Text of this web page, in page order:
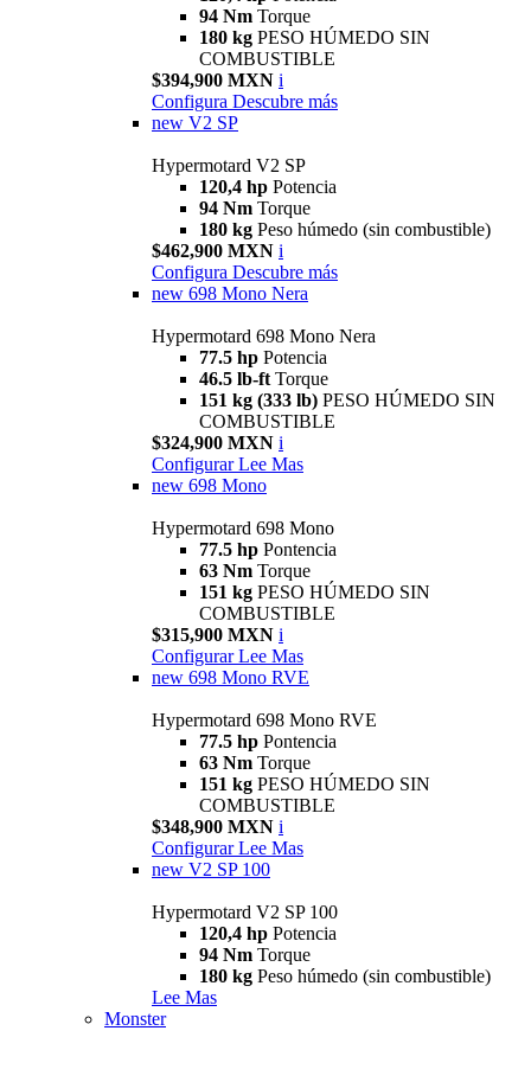
94 Nm Torque
180 kg PESO HÚMEDO SIN
COMBUSTIBLE
$394,900 MXN i
Configura Descubre más
new V2 SP
Hypermotard V2 SP
120,4 hp Potencia
94 Nm Torque
180 kg Peso húmedo (sin combustible)
$462,900 MXN i
Configura Descubre más
new 698 Mono Nera
Hypermotard 698 Mono Nera
77.5 hp Potencia
46.5 lb-ft Torque
151 kg (333 lb) PESO HÚMEDO SIN
COMBUSTIBLE
$324,900 MXN i
Configurar Lee Mas
new 698 Mono
Hypermotard 698 Mono
77.5 hp Pontencia
63 Nm Torque
151 kg PESO HÚMEDO SIN
COMBUSTIBLE
$315,900 MXN i
Configurar Lee Mas
new 698 Mono RVE
Hypermotard 698 Mono RVE
77.5 hp Pontencia
63 Nm Torque
151 kg PESO HÚMEDO SIN
COMBUSTIBLE
$348,900 MXN i
Configurar Lee Mas
new V2 SP 100
Hypermotard V2 SP 100
120,4 hp Potencia
94 Nm Torque
180 kg Peso húmedo (sin combustible)
Lee Mas
Monster